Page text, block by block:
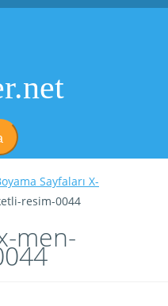
Sayfaları X-
resim-0044
men-